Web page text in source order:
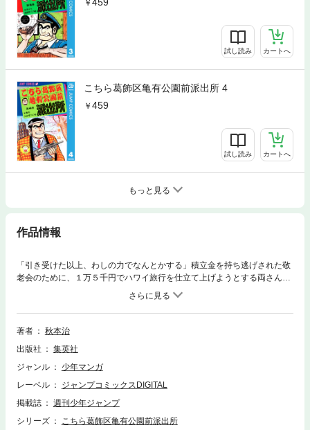
459
試し読み カートへ
こちら葛飾区亀有公園前派出所 4
459
試し読み カートへ
もっと見る
作品情報
「引き受けた以上、わしの力でなんとかする」積立金を持ち逃げされた敬
老会のために、１万５千円でハワイ旅行を仕立て上げようとする両さん
は、ついに三浦海岸で偽のハワイ行きを決行する！「シルバー・ツアーの
著者
秋本治
出版社
集英社
ジャンル
少年マンガ
レーベル
ジャンプコミックスDIGITAL
掲載誌
週刊少年ジャンプ
シリーズ
こちら葛飾区亀有公園前派出所